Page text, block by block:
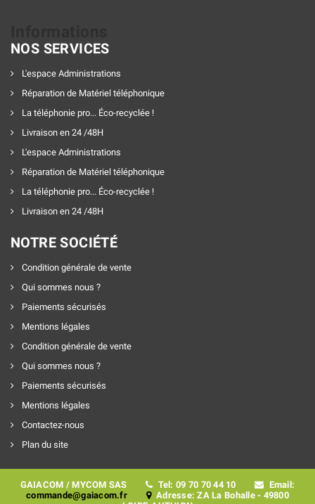
NOS SERVICES
L'espace Administrations
Réparation de Matériel téléphonique
La téléphonie pro... Éco-recyclée !
Livraison en 24 /48H
L'espace Administrations
Réparation de Matériel téléphonique
La téléphonie pro... Éco-recyclée !
Livraison en 24 /48H
NOTRE SOCIÉTÉ
Condition générale de vente
Qui sommes nous ?
Paiements sécurisés
Mentions légales
Condition générale de vente
Qui sommes nous ?
Paiements sécurisés
Mentions légales
Contactez-nous
Plan du site
GAIACOM / MYCOM SAS Tel: 09 70 70 44 10
Email:
commande@gaiacom.fr
Adresse: ZA La Bohalle - 49800